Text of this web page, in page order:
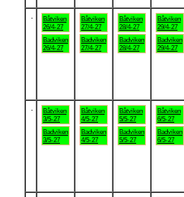
Båtviken
26/4-27
Badviken
26/4-27
Båtviken
27/4-27
Badviken
27/4-27
Båtviken
28/4-27
Badviken
28/4-27
Båtviken
29/4-27
Badviken
29/4-27
Båtviken
3/5-27
Badviken
3/5-27
Båtviken
4/5-27
Badviken
4/5-27
Båtviken
5/5-27
Badviken
5/5-27
Båtviken
6/5-27
Badviken
6/5-27